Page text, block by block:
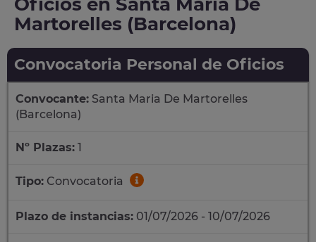
Martorelles (Barcelona)
Convocatoria Personal de Oficios
Convocante: Santa Maria De Martorelles
(Barcelona)
Nº Plazas: 1
Tipo: Convocatoria
Plazo de instancias: 01/07/2026 - 10/07/2026